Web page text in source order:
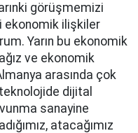
görüşmemizi
ekonomik ilişkiler
Yarın bu ekonomik
ve ekonomik
arasında çok
dijital
sanayine
atacağımız